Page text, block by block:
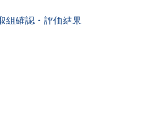
組確認・評価結果